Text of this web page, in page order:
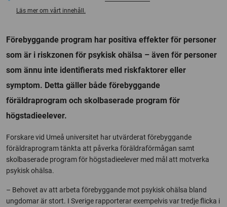
Läs mer om vårt innehåll.
Förebyggande program har positiva effekter för personer
som är i riskzonen för psykisk ohälsa – även för personer
som ännu inte identifierats med riskfaktorer eller
symptom. Detta gäller både förebyggande
föräldraprogram och skolbaserade program för
högstadieelever.
Forskare vid Umeå universitet har utvärderat förebyggande
föräldraprogram tänkta att påverka föräldraförmågan samt
skolbaserade program för högstadieelever med mål att motverka
psykisk ohälsa.
– Behovet av att arbeta förebyggande mot psykisk ohälsa bland
ungdomar är stort. I Sverige rapporterar exempelvis var tredje flicka i